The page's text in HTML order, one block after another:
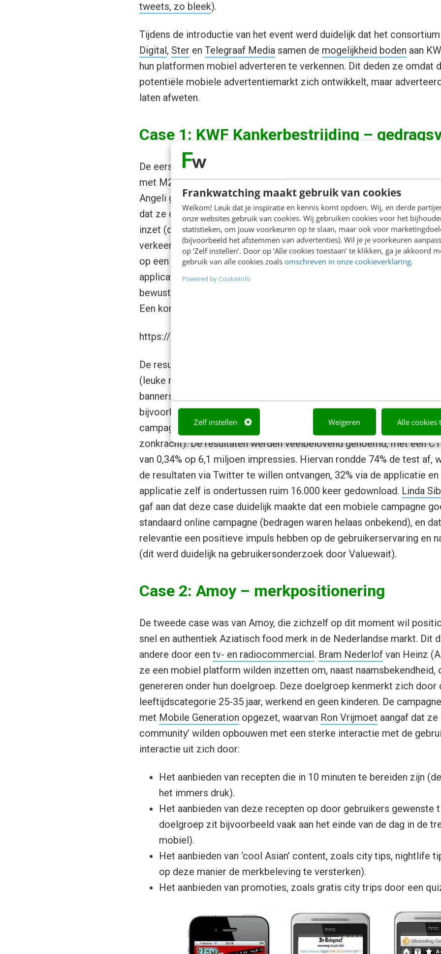
Frankwatching maakt gebruik van cookies
Welkom! Leuk dat je inspiratie en kennis komt opdoen. Wij, en derde
onze websites gebruik van cookies. Wij gebruiken cookies voor het
statistieken, om jouw voorkeuren op te slaan, maar ook voor
(bijvoorbeeld het afstemmen van advertenties). Wil je je voorkeuren
op ‘Zelf instellen’. Door op ‘Alle cookies toestaan’ te klikken, ga je akkoord
gebruik van alle cookies zoals omschreven in onze cookieverklaring.
Powered by CookieInfo
Zelf instellen Weigeren Alle cookies
tweets, zo bleek).
Tijdens de introductie van het event werd duidelijk dat het consortium
Digital, Ster en Telegraaf Mediasamen de mogelijkheid boden aan
hun platformen mobiel adverteren te verkennen. Dit deden ze omdat
potentiële mobiele advertentiemarkt zich ontwikkelt, maar
laten afweten.
Case 1: KWF Kankerbestrijding –
De eerste case werd gepresenteerd door
met M2Media en KWF Kankerbestrijding deze campagne heeft
Angeli gaf aan dat de meeste mensen wel weten dat zonverbranding
dat ze op de kritieke momenten vergeten actie te ondernemen. Doel
inzet (door middel van banners op de netwerken van het consortium)
verkeer voor een mobiele website te verkrijgen, waar bezoekers zich
op een gepersonaliseerd zonbericht en -advies via e-mail, Twitter,
applicatie (zie uitleg van KWF
bewust te maken (awareness), maar ook daadwerkelijk
Een korte uiteenzetting van de werking en doel van de applicatie:
https://www.youtube.com/watch?v=Ib5akYbMBdU
De resultaten van deze case konden tijdens het event door middel van
(leuke relevante toepassing!) achterhaald worden en zijn
banners en hun effecten werden vanaf de eerste week getest. Zo
bijvoorbeeld toegepast op basis van relevante momenten (bij
campagne, bij actuele dagen met hoge zonkracht en de dag na dagen
zonkracht). De resultaten werden veelbelovend genoemd, met een
van 0,34% op 6,1 miljoen impressies. Hiervan rondde 74% de test af,
de resultaten via Twitter te willen ontvangen, 32% via de applicatie en
applicatie zelf is ondertussen ruim 16.000 keer gedownload. Linda
gaf aan dat deze case duidelijk maakte dat een mobiele campagne
standaard online campagne (bedragen waren helaas onbekend), en
relevantie een positieve impuls hebben op de gebruikerservaring en
(dit werd duidelijk na gebruikersonderzoek door Valuewait).
Case 2: Amoy – merkpositionering
De tweede case was van Amoy, die zichzelf op dit moment wil
snel en authentiek Aziatisch food merk in de Nederlandse markt. Dit
andere door een tv- en radiocommercial. Bram Nederlofvan Heinz
ze een mobiel platform wilden inzetten om, naast naamsbekendheid,
genereren onder hun doelgroep. Deze doelgroep kenmerkt zich door
leeftijdscategorie 25-35 jaar, werkend en geen kinderen. De
met Mobile Generation opgezet, waarvan Ron Vrijmoet aangaf dat ze
community’ wilden opbouwen met een sterke interactie met de
interactie uit zich door:
Het aanbieden van recepten die in 10 minuten te bereiden zijn
het immers druk).
Het aanbieden van deze recepten op door gebruikers gewenste
doelgroep zit bijvoorbeeld vaak aan het einde van de dag in de
mobiel).
Het aanbieden van ‘cool Asian’ content, zoals city tips, nightlife
op deze manier de merkbeleving te versterken).
Het aanbieden van promoties, zoals gratis city trips door een